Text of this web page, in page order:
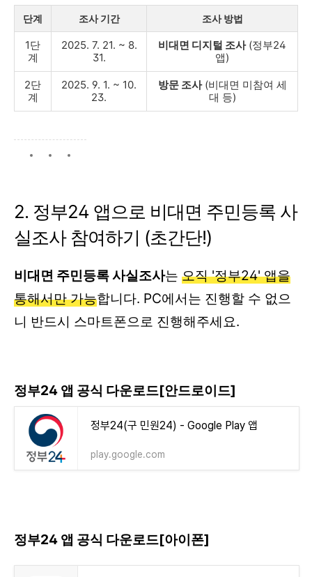
단계 조사 기간 조사 방법
1단
계
2025. 7. 21. ~ 8.
31.
비대면 디지털 조사(정부24
앱)
2단
계
2025. 9. 1. ~ 10.
23.
방문 조사(비대면 미참여 세
대 등)
2. 정부24 앱으로 비대면 주민등록 사
실조사 참여하기 (초간단!)
비대면 주민등록 사실조사는 오직 '정부24' 앱을
통해서만 가능합니다. PC에서는 진행할 수 없으
니 반드시 스마트폰으로 진행해주세요.
정부24 앱 공식 다운로드[안드로이드]
정부24(구 민원24) - Google Play 앱
play.google.com
정부24 앱 공식 다운로드[아이폰]